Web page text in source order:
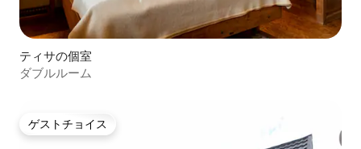
ティサの個室
ダブルルーム
ゲストチョイス
ゲストチョイス